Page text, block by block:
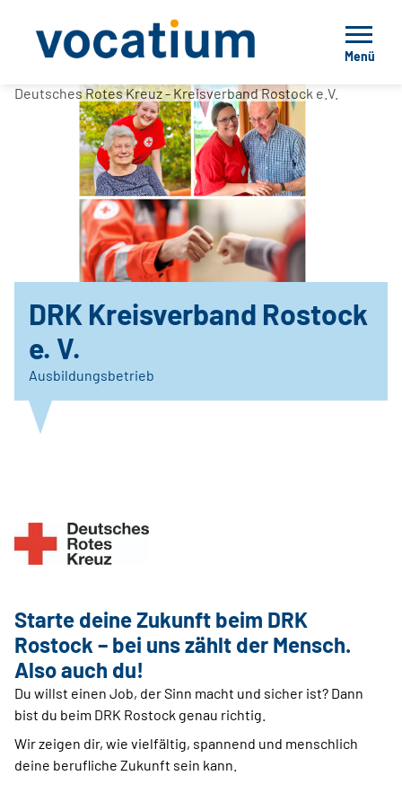
Menü
Deutsches Rotes Kreuz - Kreisverband Rostock e.V.
DRK Kreisverband Rostock
e. V.
Ausbildungsbetrieb
Starte deine Zukunft beim DRK
Rostock – bei uns zählt der Mensch.
Also auch du!
Du willst einen Job, der Sinn macht und sicher ist? Dann
bist du beim DRK Rostock genau richtig.
Wir zeigen dir, wie vielfältig, spannend und menschlich
deine berufliche Zukunft sein kann.